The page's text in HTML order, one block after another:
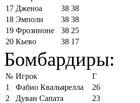
17 Дженоа 38 38
18 Эмполи 38 38
19 Фрозиноне 38 25
20 Кьево 38 17
Бомбардиры:
№ Игрок
Г
1
Фабио Квальярелла
26
2
Дуван Сапата
23